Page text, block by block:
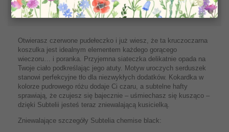
WIĘCEJ INFORMACJI
Otwierasz czerwone pudełeczko i już wiesz, że ta kruczoczarna
koszulka jest idealnym elementem każdego gorącego
wieczoru… i poranka. Przyjemna siateczka delikatnie opada na
Twoje ciało podkreślając jego atuty. Motyw uroczych serduszek
stanowi perfekcyjne tło dla niezwykłych dodatków. Kokardka w
kolorze pudrowego różu dodaje Ci czaru, a subtelne hafty
sprawiają, że czujesz się bajecznie – uśmiechasz się kusząco –
dzięki Subtelii jesteś teraz zniewalającą kusicielką.
Zniewalające szczegóły Subtelia chemise black: